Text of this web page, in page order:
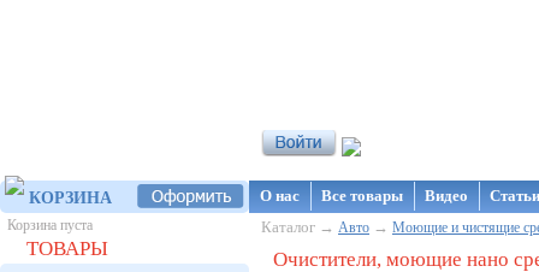
КОРЗИНА
Корзина пуста
ТОВАРЫ
О нас Все товары Видео
Каталог → Авто → Моющие и чистящие
Очистители, моющие нано